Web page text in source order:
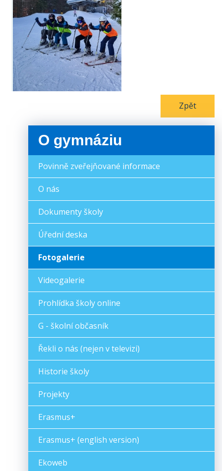
Zpět
O gymnáziu
Povinně zveřejňované informace
O nás
Dokumenty školy
Úřední deska
Fotogalerie
Videogalerie
Prohlídka školy online
G - školní občasník
Řekli o nás (nejen v televizi)
Historie školy
Projekty
Erasmus+
Erasmus+ (english version)
Ekoweb